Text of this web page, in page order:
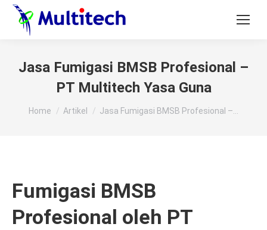
Jasa Fumigasi BMSB Profesional –
PT Multitech Yasa Guna
You are here:
Home Artikel Jasa Fumigasi BMSB Profesional –…
Fumigasi BMSB
Profesional oleh PT